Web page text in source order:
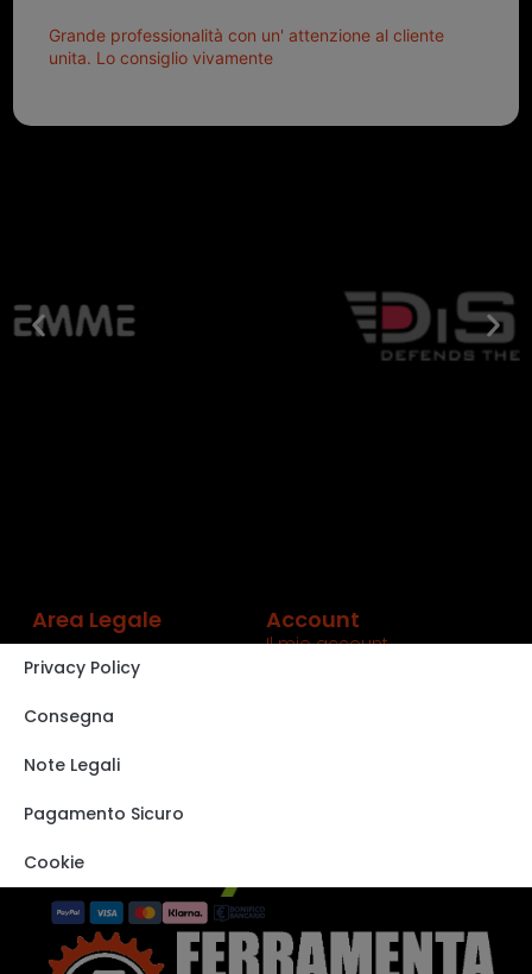
Grande professionalità con un' attenzione al cliente
unita. Lo consiglio vivamente
Area Legale
Privacy Policy
Consegna
Note Legali
Pagamento Sicuro
Cookie
Account
Il mio account
VISITA IL NOSTRO